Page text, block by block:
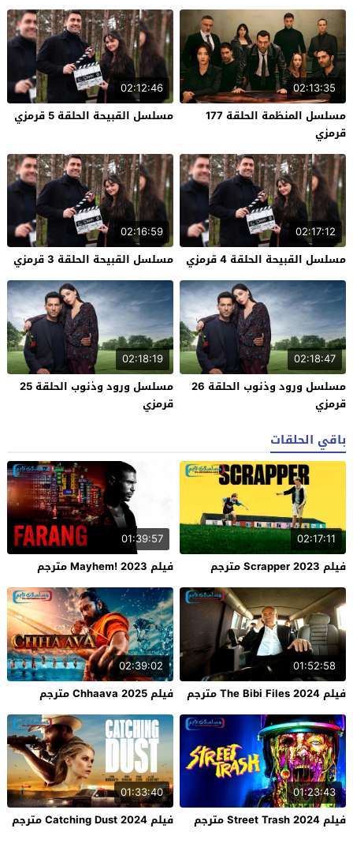
02:13:35
مسلسل المنظمة الحلقة 177
قرمزي
02:12:46
مسلسل القبيحة الحلقة 5 قرمزي
02:17:12
مسلسل القبيحة الحلقة 4 قرمزي
02:16:59
مسلسل القبيحة الحلقة 3 قرمزي
02:18:47
مسلسل ورود وذنوب الحلقة 26
قرمزي
02:18:19
مسلسل ورود وذنوب الحلقة 25
قرمزي
باقي الحلقات
02:17:11
فيلم Scrapper 2023 مترجم
01:39:57
فيلم Mayhem! 2023 مترجم
01:52:58
فيلم The Bibi Files 2024 مترجم
02:39:02
فيلم Chhaava 2025 مترجم
01:23:43
فيلم Street Trash 2024 مترجم
01:33:40
فيلم Catching Dust 2024 مترجم